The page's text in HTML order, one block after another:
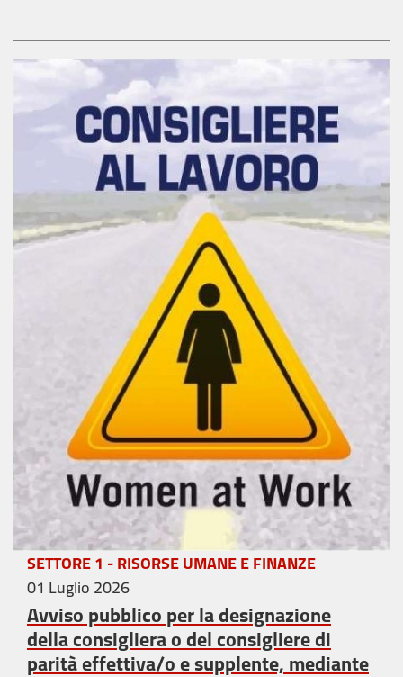
SETTORE 1 - RISORSE UMANE E FINANZE
01 Luglio 2026
Avviso pubblico per la designazione
della consigliera o del consigliere di
parità effettiva/o e supplente, mediante